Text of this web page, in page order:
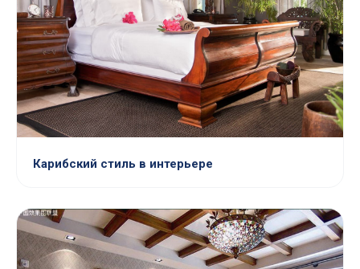
Карибский стиль в интерьере